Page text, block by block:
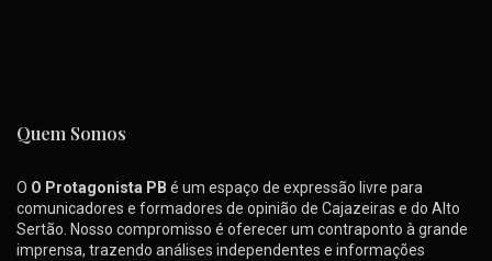
Quem Somos
O O Protagonista PB é um espaço de expressão livre para
comunicadores e formadores de opinião de Cajazeiras e do Alto
Sertão. Nosso compromisso é oferecer um contraponto à grande
imprensa, trazendo análises independentes e informações